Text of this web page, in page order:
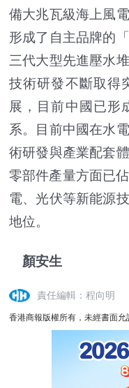
備大兆瓦級海上風
形成了自主品牌的
三代大型先進壓水
技術研發不斷取得
展，目前中國已形
系。目前中國在水
術研發與產業配套
零部件產量方面已
電、光伏等新能源
地位。
顏安生
責任編輯：程向明
香港商報版權所有，未經書面允